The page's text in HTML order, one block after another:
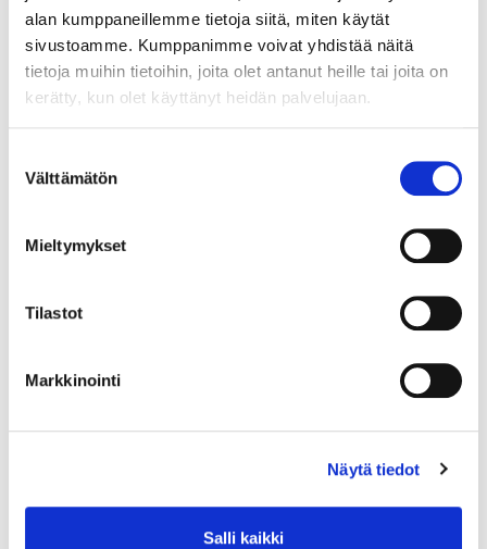
alan kumppaneillemme tietoja siitä, miten käytät
sivustoamme. Kumppanimme voivat yhdistää näitä
tietoja muihin tietoihin, joita olet antanut heille tai joita on
kerätty, kun olet käyttänyt heidän palvelujaan.
valinta
Välttämätön
Mieltymykset
Tilastot
Markkinointi
Näytä tiedot
Salli kaikki
Kivikorvakorut, desing Zhanna Katzman, korkeus 28mm, 925br,
Johtava huuto:-